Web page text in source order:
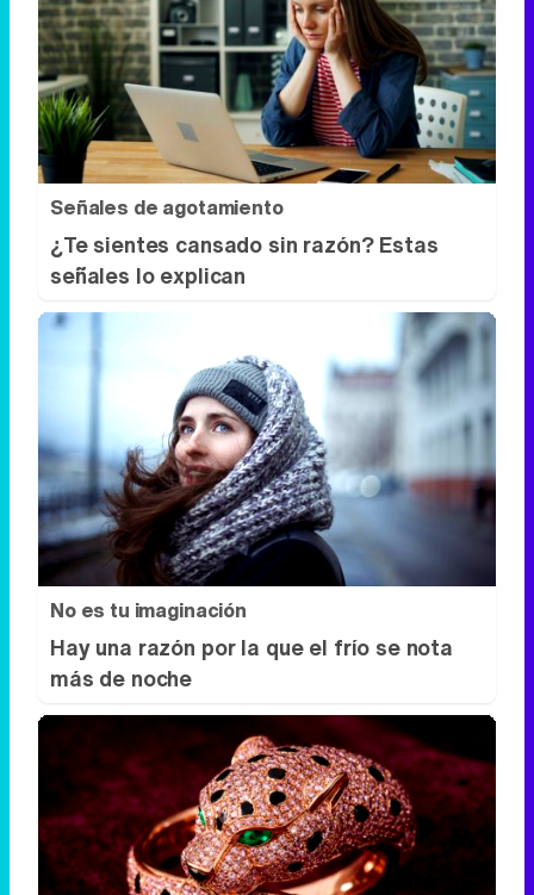
Señales de agotamiento
¿Te sientes cansado sin razón? Estas
señales lo explican
No es tu imaginación
Hay una razón por la que el frío se nota
más de noche
Lujo con carácter
Una joya para mujeres que no piden